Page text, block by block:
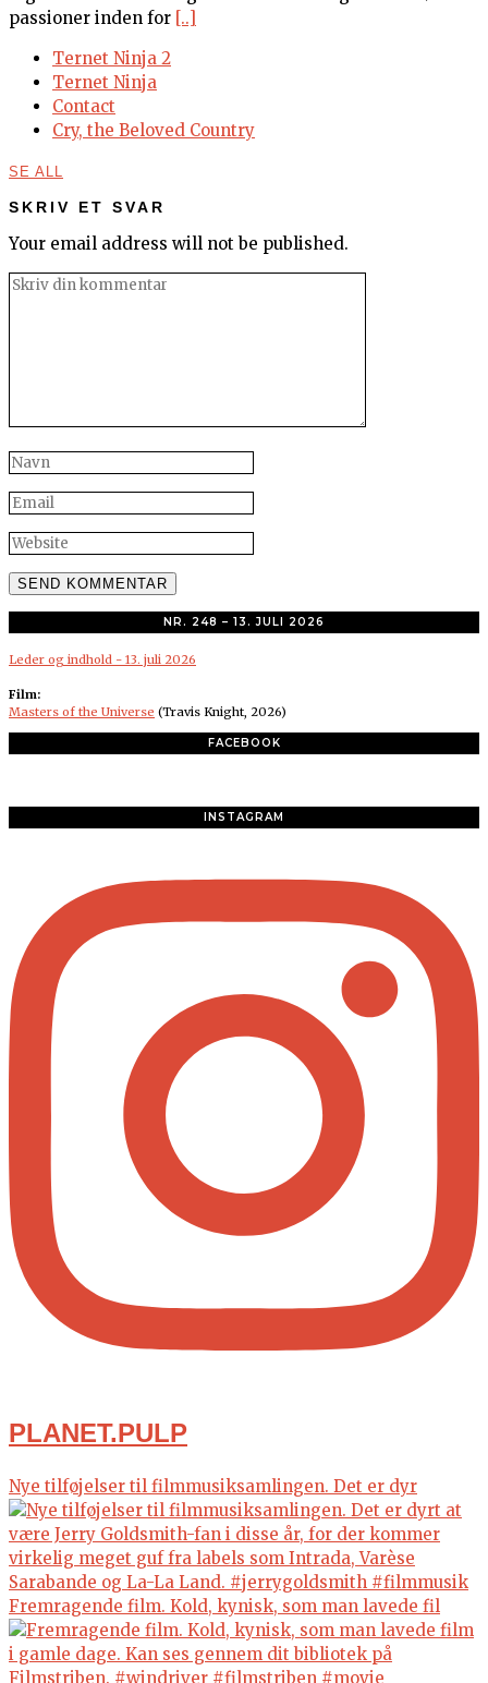
passioner inden for [..]
Ternet Ninja 2
Ternet Ninja
Contact
Cry, the Beloved Country
SE ALL
SKRIV ET SVAR
Your email address will not be published.
NR. 248 – 13. JULI 2026
Leder og indhold - 13. juli 2026
Film:
Masters of the Universe (Travis Knight, 2026)
FACEBOOK
INSTAGRAM
PLANET.PULP
Nye tilføjelser til filmmusiksamlingen. Det er dyr
Fremragende film. Kold, kynisk, som man lavede fil